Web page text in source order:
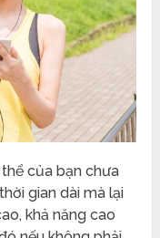
của bạn chưa
gian dài mà lại
khả năng cao